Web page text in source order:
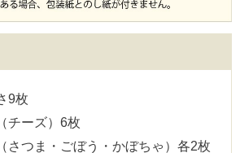
9枚
チーズ）6枚
さつま・ごぼう・かぼちゃ）各2枚